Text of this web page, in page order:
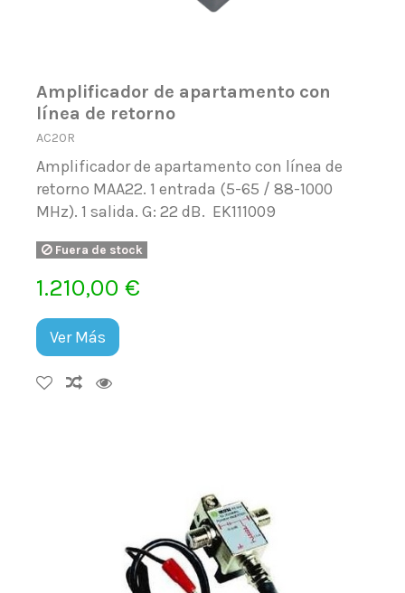
Amplificador de apartamento con
línea de retorno
AC20R
Amplificador de apartamento con línea de
retorno MAA22. 1 entrada (5-65 / 88-1000
MHz). 1 salida. G: 22 dB. EK111009
Fuera de stock
1.210,00 €
Ver Más